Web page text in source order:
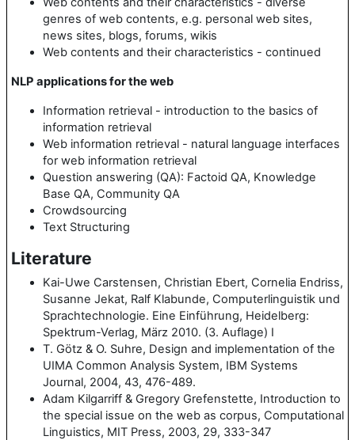
genres of web contents, e.g. personal web sites,
news sites, blogs, forums, wikis
Web contents and their characteristics - continued
NLP applications for the web
Information retrieval - introduction to the basics of
information retrieval
Web information retrieval - natural language interfaces
for web information retrieval
Question answering (QA): Factoid QA, Knowledge
Base QA, Community QA
Crowdsourcing
Text Structuring
Literature
Kai-Uwe Carstensen, Christian Ebert, Cornelia Endriss,
Susanne Jekat, Ralf Klabunde, Computerlinguistik und
Sprachtechnologie. Eine Einführung, Heidelberg:
Spektrum-Verlag, März 2010. (3. Auflage) I
T. Götz & O. Suhre, Design and implementation of the
UIMA Common Analysis System, IBM Systems
Journal, 2004, 43, 476-489.
Adam Kilgarriff & Gregory Grefenstette, Introduction to
the special issue on the web as corpus, Computational
Linguistics, MIT Press, 2003, 29, 333-347